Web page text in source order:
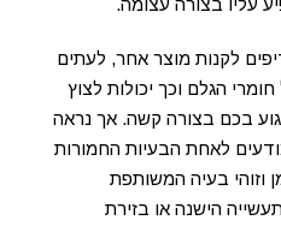
לקנות מוצר אחר, לעתים
הגלם וכך יכולות לצוץ
בכם בצורה קשה. אך נראה
לאחת הבעיות החמורות
וזוהי בעיה המשותפת
הישנה או בזירת